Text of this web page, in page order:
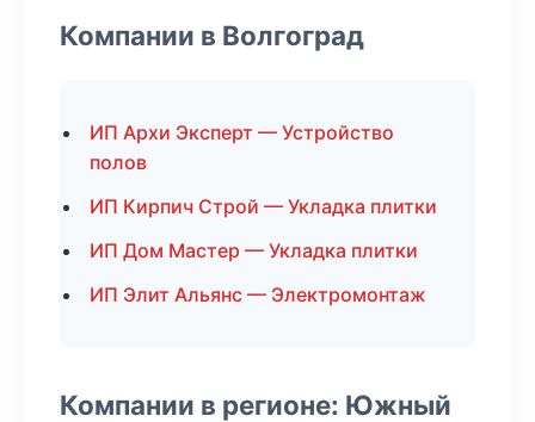
Компании в Волгоград
ИП Архи Эксперт — Устройство
полов
ИП Кирпич Строй — Укладка плитки
ИП Дом Мастер — Укладка плитки
ИП Элит Альянс — Электромонтаж
Компании в регионе: Южный